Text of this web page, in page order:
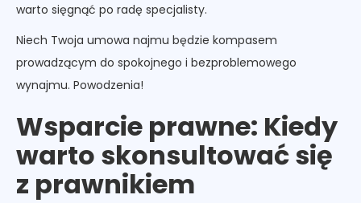
warto sięgnąć po radę specjalisty.
Niech Twoja umowa najmu będzie kompasem
prowadzącym do spokojnego i bezproblemowego
wynajmu. Powodzenia!
Wsparcie prawne: Kiedy
warto skonsultować się
z prawnikiem